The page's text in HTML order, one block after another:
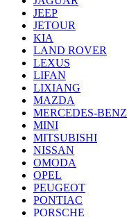
JEEP
JETOUR
KIA
LAND ROVER
LEXUS
LIFAN
LIXIANG
MAZDA
MERCEDES-BENZ
MINI
MITSUBISHI
NISSAN
OMODA
OPEL
PEUGEOT
PONTIAC
PORSCHE